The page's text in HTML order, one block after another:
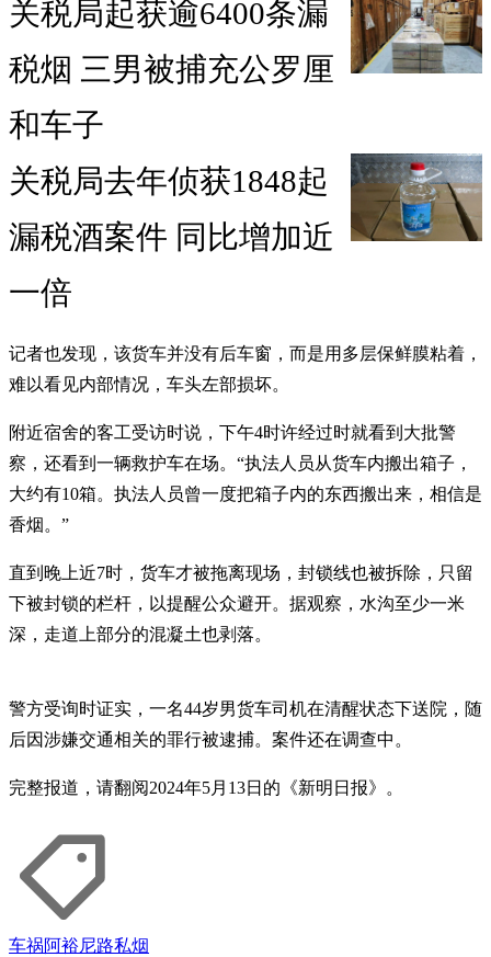
关税局起获逾6400条漏
税烟 三男被捕充公罗厘
和车子
关税局去年侦获1848起
漏税酒案件 同比增加近
一倍
记者也发现，该货车并没有后车窗，而是用多层保鲜膜粘着，
难以看见内部情况，车头左部损坏。
附近宿舍的客工受访时说，下午4时许经过时就看到大批警
察，还看到一辆救护车在场。“执法人员从货车内搬出箱子，
大约有10箱。执法人员曾一度把箱子内的东西搬出来，相信是
香烟。”
直到晚上近7时，货车才被拖离现场，封锁线也被拆除，只留
下被封锁的栏杆，以提醒公众避开。据观察，水沟至少一米
深，走道上部分的混凝土也剥落。
警方受询时证实，一名44岁男货车司机在清醒状态下送院，随
后因涉嫌交通相关的罪行被逮捕。案件还在调查中。
完整报道，请翻阅2024年5月13日的《新明日报》。
车祸阿裕尼路私烟